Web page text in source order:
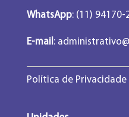
WhatsApp: (11) 94170-
E-mail :
Política de Privacidade